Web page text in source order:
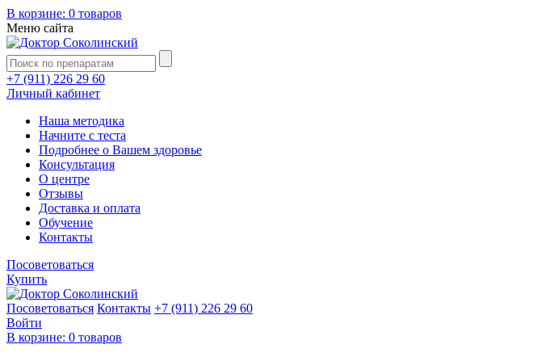
В корзине: 0 товаров
Меню сайта
+7 (911) 226 29 60
Личный кабинет
Наша методика
Начните с теста
Подробнее о Вашем здоровье
Консультация
О центре
Отзывы
Доставка и оплата
Обучение
Контакты
Посоветоваться
Купить
Посоветоваться Контакты +7 (911) 226 29 60
Войти
В корзине: 0 товаров